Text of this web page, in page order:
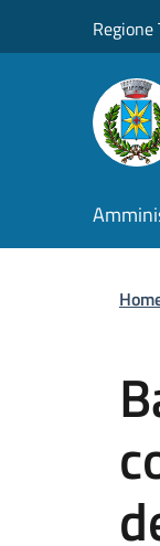
Regione